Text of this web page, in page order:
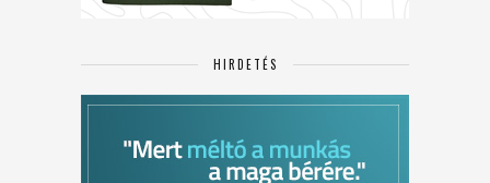
HIRDETÉS